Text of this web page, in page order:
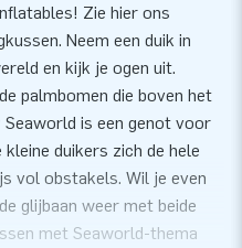
Zie hier ons
Neem een duik in
en kijk je ogen uit.
palmbomen die boven het
is een genot voor
duikers zich de hele
vol obstakels. Wil je even
glijbaan weer met beide
met Seaworld-thema